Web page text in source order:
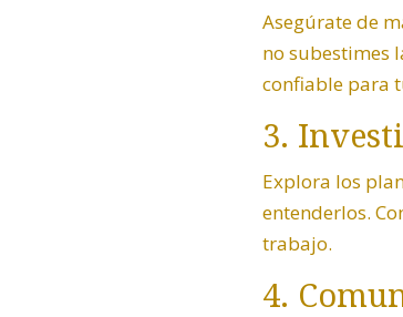
Asegúrate de
no subestimes
confiable para
3.
Explora los
entenderlos.
trabajo.
4.